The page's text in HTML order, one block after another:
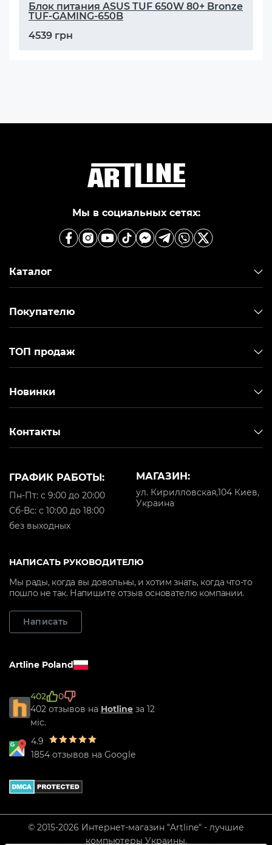
Блок питания ASUS TUF 650W 80+ Bronze
TUF-GAMING-650B
4539 грн
Мы в социальных сетях:
Каталог
Покупателю
ТОП продаж
Новинки
Контакты
МАГАЗИН:
ул. Кирилловская,104 Киев,
Украина
ГРАФИК РАБОТЫ:
Пн-Пт: с 9:00 до 20:00
Cб-Вс: с 10:00 до 18:00
без выходных
НАПИСАТЬ РУКОВОДИТЕЛЮ
Мы рады, когда вы довольны, и хотим знать, когда что-то
пошло не так. Напишите отзыв основателю компании.
Написать
Artline Poland
402
0
402 отзывов на Hotline за 12
міс.
4.9
1854 отзывов на Google
© 2015-2026 Интернет-магазин "Artline" - лучшие
компьютеры Украины.